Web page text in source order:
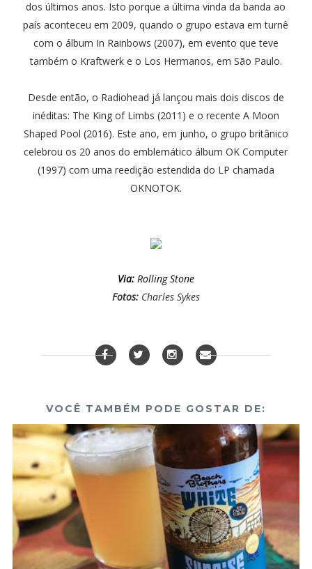
dos últimos anos. Isto porque a última vinda da banda ao
país aconteceu em 2009, quando o grupo estava em turnê
com o álbum In Rainbows (2007), em evento que teve
também o Kraftwerk e o Los Hermanos, em São Paulo.
Desde então, o Radiohead já lançou mais dois discos de
inéditas: The King of Limbs (2011) e o recente A Moon
Shaped Pool (2016). Este ano, em junho, o grupo britânico
celebrou os 20 anos do emblemático álbum OK Computer
(1997) com uma reedição estendida do LP chamada
OKNOTOK.
Via: Rolling Stone
Fotos:Charles Sykes
VOCÊ TAMBÉM PODE GOSTAR DE: